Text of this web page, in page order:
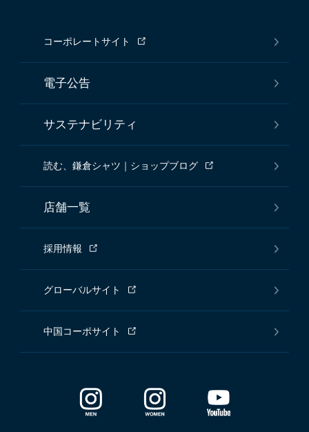
コーポレートサイト
電子公告
サステナビリティ
読む、鎌倉シャツ｜ショップブログ
店舗一覧
採用情報
グローバルサイト
中国コーポサイト